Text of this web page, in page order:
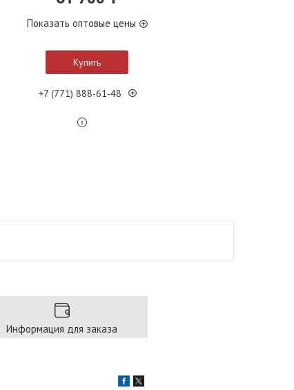
Показать оптовые цены
Купить
+7 (771) 888-61-48
Информация для заказа